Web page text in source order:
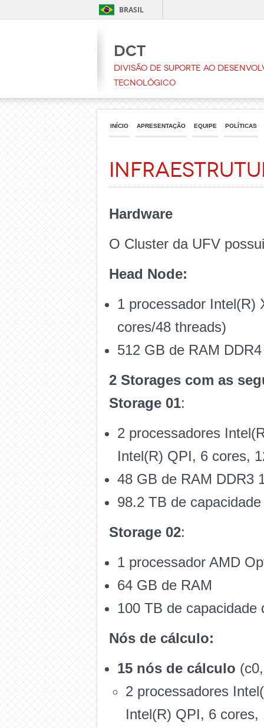
BRASIL
DCT
Divisão de Suporte ao
Tecnológico
INÍCIO APRESENTAÇÃO EQUIPE POLÍTICAS
Hardware
O Cluster da UFV
Head Node:
1 processador Intel(R)
cores/48 threads)
512 GB de RAM
2 Storages com as
Storage 01:
2 processadores
Intel(R) QPI, 6 cores,
48 GB de RAM DDR3
98.2 TB de
Storage 02:
1 processador AMD
64 GB de RAM
100 TB de capacidade
Nós de cálculo:
15 nós de cálculo
2 processadores
Intel(R) QPI, 6 cores,